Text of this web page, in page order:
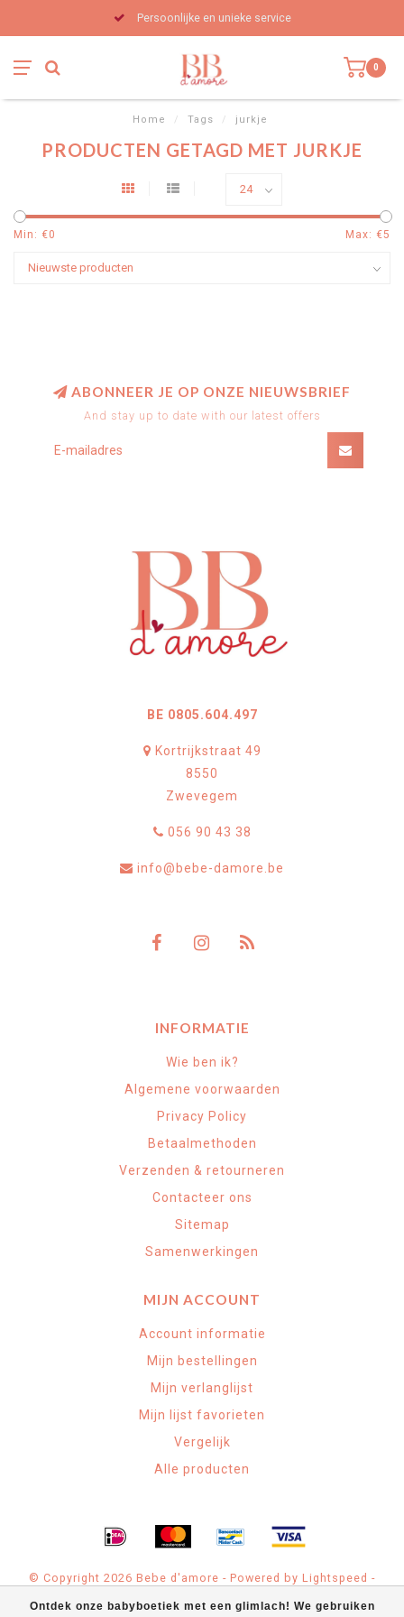
Persoonlijke en unieke service
0
Home / Tags / jurkje
PRODUCTEN GETAGD MET JURKJE
Min: €0 Max: €5
Ontdek onze babyboetiek met een glimlach! We gebruiken
ABONNEER JE OP ONZE NIEUWSBRIEF
And stay up to date with our latest offers
BE 0805.604.497
Kortrijkstraat 49
8550
Zwevegem
056 90 43 38
info@bebe-damore.be
INFORMATIE
Wie ben ik?
Algemene voorwaarden
Privacy Policy
Betaalmethoden
Verzenden & retourneren
Contacteer ons
Sitemap
Samenwerkingen
MIJN ACCOUNT
Account informatie
Mijn bestellingen
Mijn verlanglijst
Mijn lijst favorieten
Vergelijk
Alle producten
© Copyright 2026 Bebe d'amore - Powered by Lightspeed -